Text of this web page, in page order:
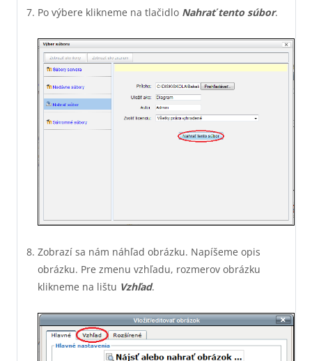
Po výbere klikneme na tlačidlo Nahrať tento súbor.
Zobrazí sa nám náhľad obrázku. Napíšeme opis
obrázku. Pre zmenu vzhľadu, rozmerov obrázku
klikneme na lištu Vzhľad.